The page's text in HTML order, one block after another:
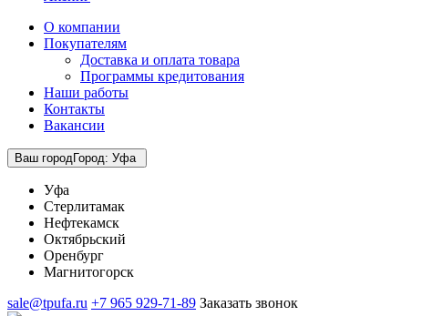
О компании
Покупателям
Доставка и оплата товара
Программы кредитования
Наши работы
Контакты
Вакансии
Ваш городГород: Уфа
Уфа
Стерлитамак
Нефтекамск
Октябрьский
Оренбург
Магнитогорск
sale@tpufa.ru +7 965 929-71-89 Заказать звонок